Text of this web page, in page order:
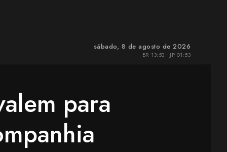
sábado, 8 de agosto de 2026
BR 13:53 • JP 01:53
para